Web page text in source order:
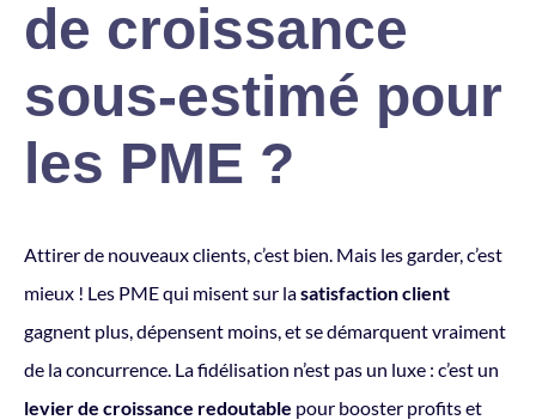
de croissance
sous-estimé pour
les PME ?
Attirer de nouveaux clients, c’est bien. Mais les garder, c’est
mieux ! Les PME qui misent sur lasatisfaction client
gagnent plus, dépensent moins, et se démarquent vraiment
de la concurrence. La fidélisation n’est pas un luxe : c’est un
levier de croissance redoutable pour booster profits et